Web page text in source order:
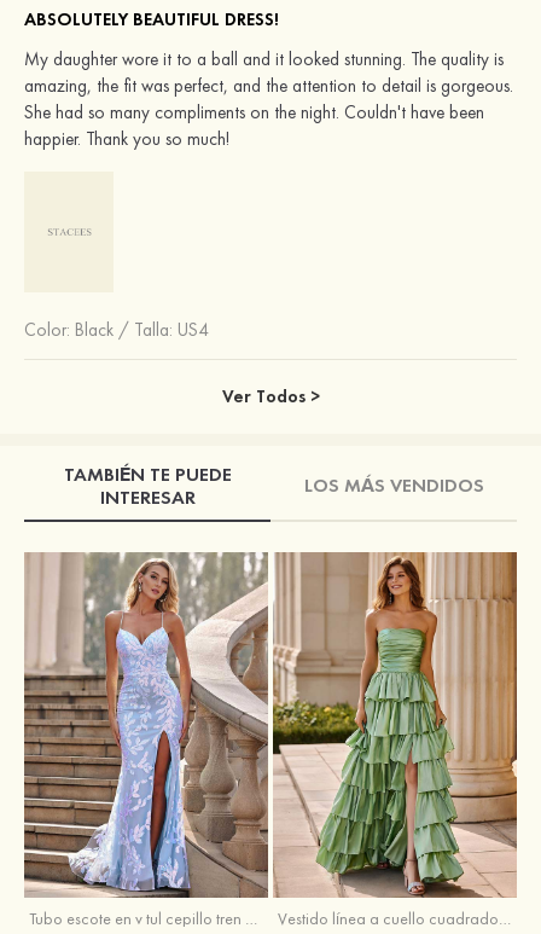
ABSOLUTELY BEAUTIFUL DRESS!
My daughter wore it to a ball and it looked stunning. The quality is
amazing, the fit was perfect, and the attention to detail is gorgeous.
She had so many compliments on the night. Couldn't have been
happier. Thank you so much!
Color: Black / Talla: US4
Ver Todos >
TAMBIÉN TE PUEDE
INTERESAR
LOS MÁS VENDIDOS
Tubo escote en v tul cepillo tren vestido de graduación Vestido línea a cuello cuadrado tafetán hasta el suelo vestido de graduación con volantes